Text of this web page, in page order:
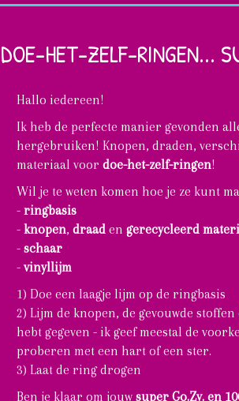
kleuren
voor
een
goede
mood!
DOE-HET-ZELF-RINGEN...
Hallo iedereen!
Ik heb de perfecte manier gevonden
hergebruiken! Knopen, draden,
materiaal voor doe-het-zelf-ringen!
Wil je te weten komen hoe je ze kunt
- ringbasis
- knopen, draad en gerecycleerd
- schaar
-vinyllijm
1) Doe een laagje lijm op de ringbasis
2) Lijm de knopen, de gevouwde
hebt gegeven - ik geef meestal de
proberen met een hart of een ster.
3) Laat de ring drogen
Ben je klaar om jouw super Go.Zy. en